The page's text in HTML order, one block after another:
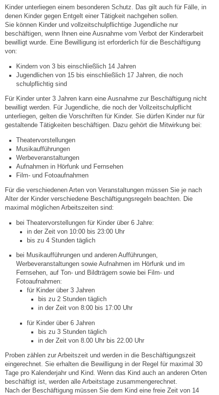
Steuern
Gebühren und Beiträge
Ortsrecht
Trinkwasser - Härtebereich
Redaktionsstatut für das Amtsblatt
Service
Notdienste
Abfall-Infos
Ortsplan
Bildergalerie
Schlepper / Traktor
Rathaus
Aktuelles
Kinder unterliegen einem besonderen Schutz. Das gilt auch für Fälle, in
denen Kinder gegen Entgelt einer Tätigkeit nachgehen sollen.
Sie können Kinder und vollzeitschulpflichtige Jugendliche nur
beschäftigen, wenn Ihnen eine Ausnahme vom Verbot der Kinderarbeit
bewilligt wurde. Eine Bewilligung ist erforderlich für die Beschäftigung
von:
Kindern von 3 bis einschließlich 14 Jahren
Jugendlichen von 15 bis einschließlich 17 Jahren, die noch
schulpflichtig sind
Für Kinder unter 3 Jahren kann eine Ausnahme zur Beschäftigung nicht
bewilligt werden. Für Jugendliche, die noch der Vollzeitschulpflicht
unterliegen, gelten die Vorschriften für Kinder. Sie dürfen Kinder nur für
gestaltende Tätigkeiten beschäftigen. Dazu gehört die Mitwirkung bei:
Theatervorstellungen
Musikaufführungen
Werbeveranstaltungen
Aufnahmen in Hörfunk und Fernsehen
Film- und Fotoaufnahmen
Für die verschiedenen Arten von Veranstaltungen müssen Sie je nach
Alter der Kinder verschiedene Beschäftigungsregeln beachten. Die
maximal möglichen Arbeitszeiten sind:
bei Theatervorstellungen für Kinder über 6 Jahre:
in der Zeit von 10:00 bis 23:00 Uhr
bis zu 4 Stunden täglich
bei Musikaufführungen und anderen Aufführungen,
Werbeveranstaltungen sowie Aufnahmen im Hörfunk und im
Fernsehen, auf Ton- und Bildträgern sowie bei Film- und
Fotoaufnahmen:
für Kinder über 3 Jahren
bis zu 2 Stunden täglich
in der Zeit von 8:00 bis 17:00 Uhr
für Kinder über 6 Jahren
bis zu 3 Stunden täglich
in der Zeit von 8.00 Uhr bis 22.00 Uhr
Proben zählen zur Arbeitszeit und werden in die Beschäftigungszeit
eingerechnet. Sie erhalten die Bewilligung in der Regel für maximal 30
Tage pro Kalenderjahr und Kind. Wenn das Kind auch an anderen Orten
beschäftigt ist, werden alle Arbeitstage zusammengerechnet.
Nach der Beschäftigung müssen Sie dem Kind eine freie Zeit von 14